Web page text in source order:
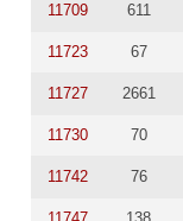
11709 611
11723 67
11727 2661
11730 70
11742 76